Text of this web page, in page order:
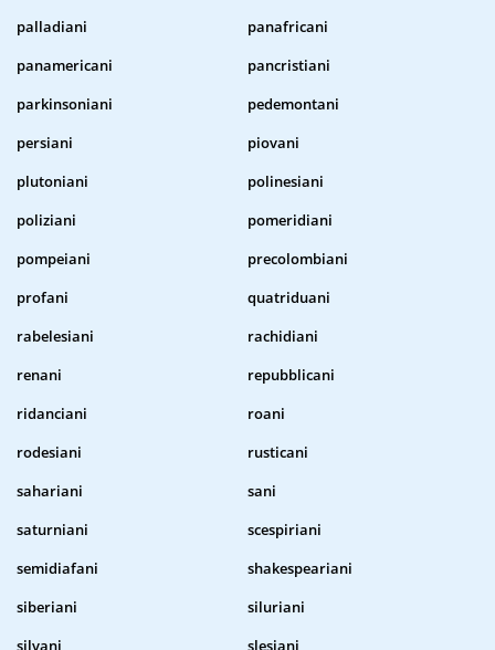
palladiani
panafricani
panamericani
pancristiani
parkinsoniani
pedemontani
persiani
piovani
plutoniani
polinesiani
poliziani
pomeridiani
pompeiani
precolombiani
profani
quatriduani
rabelesiani
rachidiani
renani
repubblicani
ridanciani
roani
rodesiani
rusticani
sahariani
sani
saturniani
scespiriani
semidiafani
shakespeariani
siberiani
siluriani
silvani
slesiani